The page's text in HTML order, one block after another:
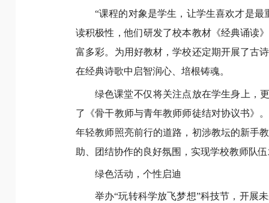
“课程的对象是学生，让学生喜欢才是
读积极性，他们研发了校本教材《经典诵读
富多彩。为用好教材，学校还定期开展了古
在经典诗歌中启智润心、培根铸魂。
绿色课堂不仅将关注点放在学生身上，
了《骨干教师与青年教师师徒结对协议书》
年轻教师照亮前行的道路，初涉教坛的新手
助、团结协作的良好氛围，实现学校教师队
绿色活动，个性启迪
举办“玩转科学放飞梦想”科技节，开展